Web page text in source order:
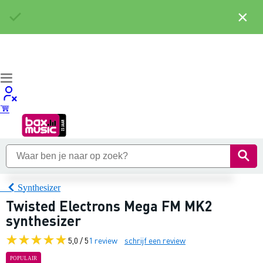
Synthesizer
Twisted Electrons Mega FM MK2
synthesizer
5,0 / 51 review schrijf een review
POPULAIR
×